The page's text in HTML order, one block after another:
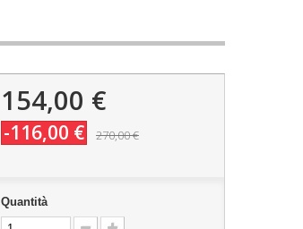
154,00 €
-116,00 € 270,00 €
Quantità